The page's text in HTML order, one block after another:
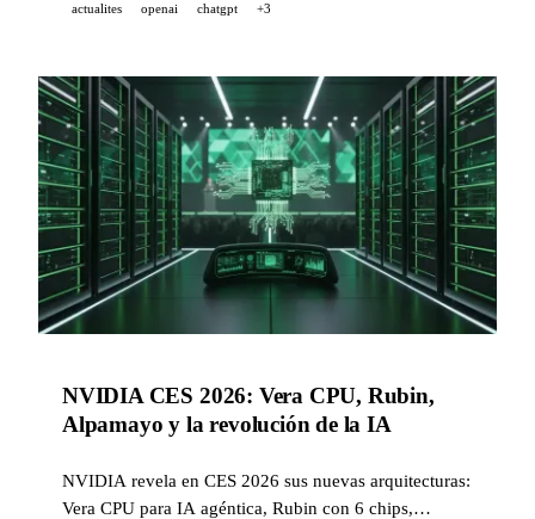
actualites openai chatgpt +3
NVIDIA CES 2026: Vera CPU, Rubin,
Alpamayo y la revolución de la IA
NVIDIA revela en CES 2026 sus nuevas arquitecturas:
Vera CPU para IA agéntica, Rubin con 6 chips,